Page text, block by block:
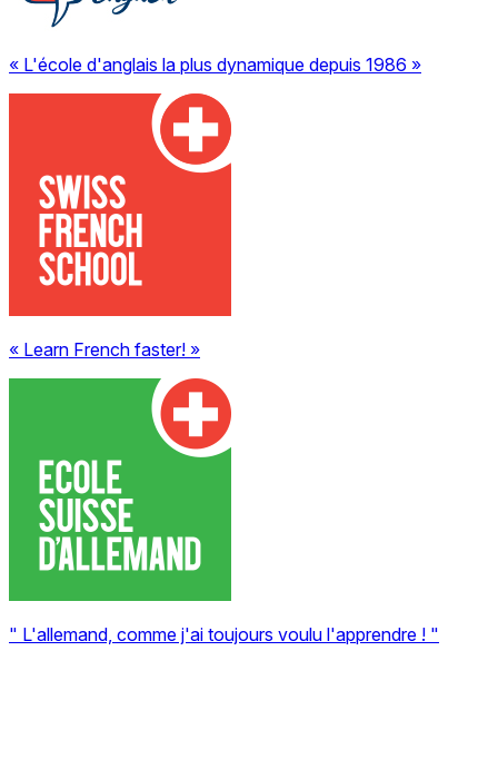
« L'école d'anglais la plus dynamique depuis 1986 »
« Learn French faster! »
" L'allemand, comme j'ai toujours voulu l'apprendre ! "